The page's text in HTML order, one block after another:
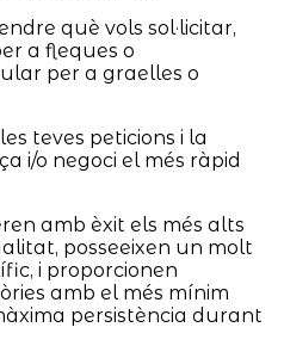
què vols sol·licitar,
a fleques o
per a graelles o
teves peticions i la
i/o negoci el més ràpid
amb èxit els més alts
posseeixen un molt
i proporcionen
amb el més mínim
persistència durant